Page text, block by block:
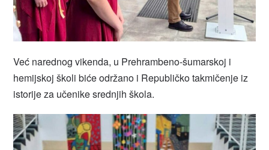
Već narednog vikenda, u Prehrambeno-šumarskoj i
hemijskoj školi biće održano i Republičko takmičenje iz
istorije za učenike srednjih škola.